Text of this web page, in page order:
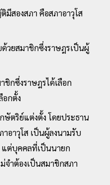
สองสภา คือสภาอาวุโส
วยสมาชิกซึ่งราษฎรเป็นผู้
ชิกซึ่งราษฎรได้เลือก
กตั้ง
ตริย์แต่งตั้ง โดยประธาน
อาวุโส เป็นผู้ลงนามรับ
แต่บุคคลที่เป็นนายก
จำต้องเป็นสมาชิกสภา